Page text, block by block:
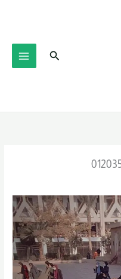
البحث